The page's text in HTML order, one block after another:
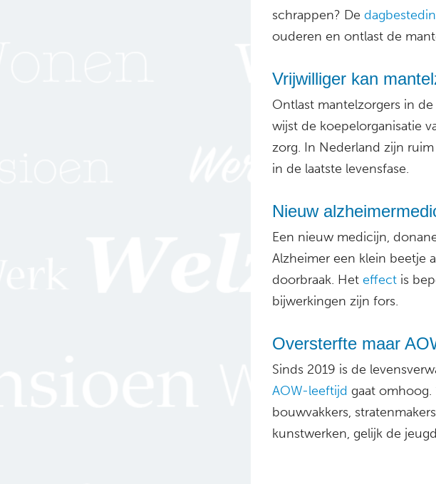
schrappen? De
ouderen en ontlast de
Vrijwilliger kan
Ontlast mantelzorgers in
wijst de koepelorganisatie
zorg. In Nederland zijn ruim
in de laatste levensfase.
Nieuw
Een nieuw medicijn,
Alzheimer een klein beetje
doorbraak. Het effect is
bijwerkingen zijn fors.
Oversterfte maar
Sinds 2019 is de
AOW-leeftijd gaat omhoog.
bouwvakkers,
kunstwerken, gelijk de